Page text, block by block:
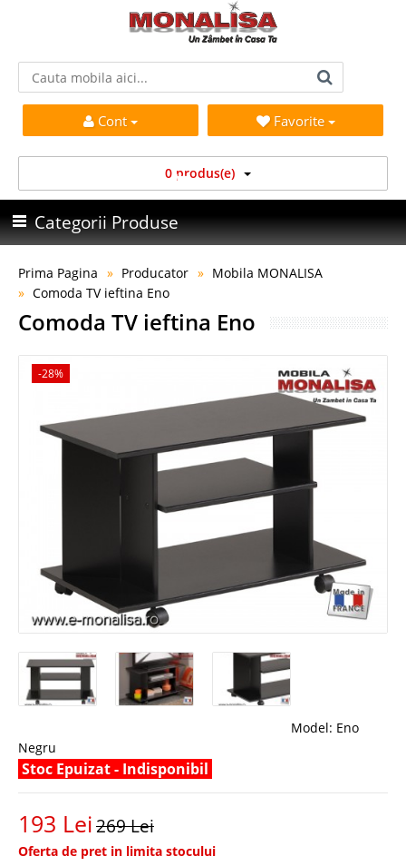
Cont Favorite
0 produs(e)
Categorii Produse
Prima Pagina Producator
Mobila MONALISA
Comoda TV ieftina Eno
Comoda TV ieftina Eno
-28%
Model: Eno
Negru
Stoc Epuizat - Indisponibil
193 Lei269 Lei
Oferta de pret in limita stocului